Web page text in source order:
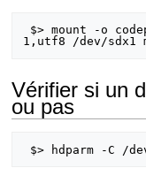
Vérifier si un
ou pas